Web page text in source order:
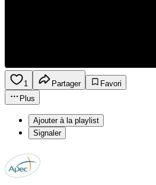
1 Partager
Favori
Plus
Ajouter à la playlist
Signaler